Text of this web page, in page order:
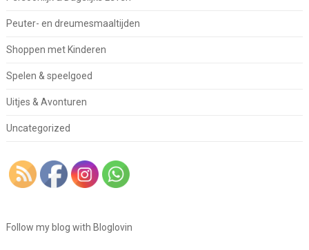
Peuter- en dreumesmaaltijden
Shoppen met Kinderen
Spelen & speelgoed
Uitjes & Avonturen
Uncategorized
Follow my blog with Bloglovin